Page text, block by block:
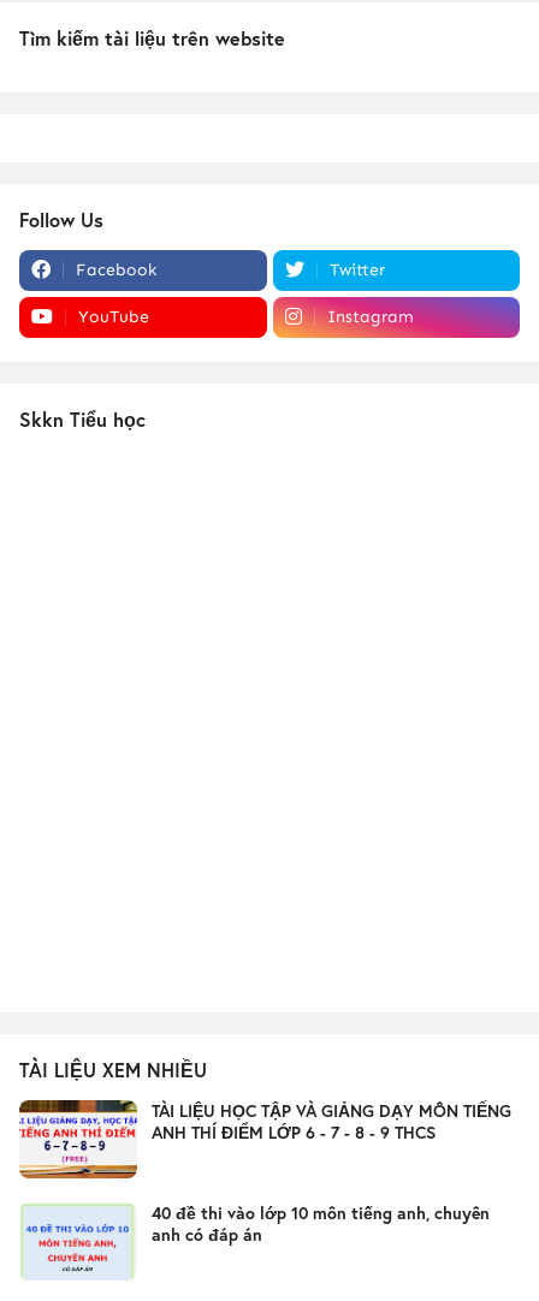
Tìm kiếm tài liệu trên website
Follow Us
Facebook Twitter
YouTube Instagram
Skkn Tiểu học
TÀI LIỆU XEM NHIỀU
TÀI LIỆU HỌC TẬP VÀ GIẢNG DẠY MÔN TIẾNG
ANH THÍ ĐIỂM LỚP 6 - 7 - 8 - 9 THCS
40 đề thi vào lớp 10 môn tiếng anh, chuyên
anh có đáp án